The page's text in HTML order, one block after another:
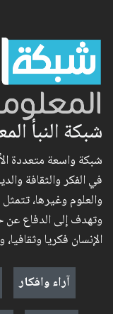
شبكة النبأ
شبكة واسعة متعددة
في الفكر والثقافة
والعلوم وغيرها،
وتهدف إلى الدفاع عن
الإنسان فكريا
آراء وافكار